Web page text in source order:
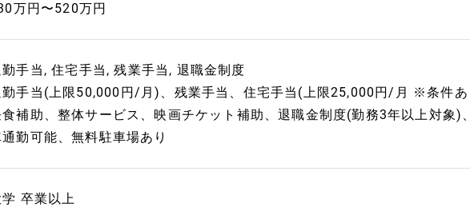
万円〜520万円
手当, 住宅手当, 残業手当, 退職金制度
勤手当(上限50,000円/月)、残業手当、住宅手当(上限25,000円/月 ※条件あ
補助、整体サービス、映画チケット補助、退職金制度(勤務3年以上対象)
勤可能、無料駐車場あり
卒業以上